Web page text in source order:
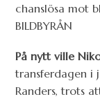
chanslösa mot
BILDBYRÅN
På nytt ville
transferdagen i
Randers, trots